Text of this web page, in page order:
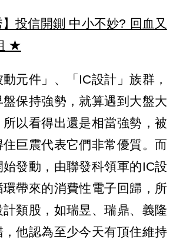
投信開鍘 中小不妙? 回血又
★
元件」、「IC設計」族群，
保持強勢，就算遇到大盤大
以看得出還是相當強勢，被
巨震代表它們非常優質。而
發動，由聯發科領軍的IC設
帶來的消費性電子回歸，所
計類股，如瑞昱、瑞鼎、義隆
他認為至少今天有頂住維持